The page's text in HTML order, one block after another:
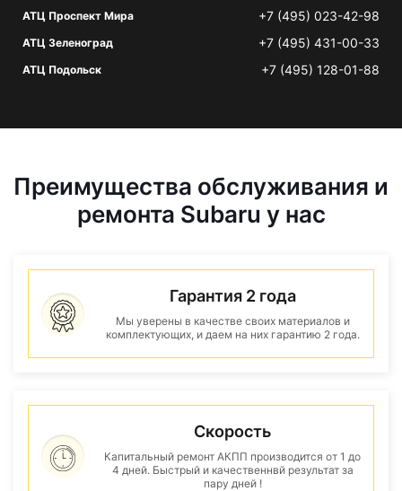
АТЦ Проспект Мира +7 (495) 023-42-98
АТЦ Зеленоград +7 (495) 431-00-33
АТЦ Подольск +7 (495) 128-01-88
Преимущества обслуживания и
ремонта Subaru у нас
Гарантия 2 года
Мы уверены в качестве своих материалов и
комплектующих, и даем на них гарантию 2 года.
Скорость
Капитальный ремонт АКПП производится от 1 до
4 дней. Быстрый и качественнвй результат за
пару дней !